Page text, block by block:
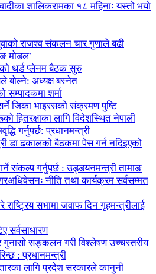
शालिकरामका १८ महिनाः यस्तो भयो
राजश्व संकलन चार गुणाले बढी
मोडल’
थर्ड प्लेनम बैठक सुरु
बोल्ने: अध्यक्ष बस्नेत
शर्मा
जिका भाइरसको संक्रमण पुष्टि
हितरक्षाका लागि विदेशस्थित नेपाली
गर्नुपर्छ: प्रधानमन्त्री
डा ढकालको बैठकमा पेस गर्न नदिइएको
संकल्प गर्नुपर्छ : उड्डयनमन्त्री तामाङ
नीति तथा कार्यक्रम सर्वसम्मत
राष्ट्रिय सभामा जवाफ दिन गृहमन्त्रीलाई
सर्वसाधारण
गुनासो सङ्कलन गरी विश्लेषण उच्चस्तरीय
: प्रधानमन्त्री
लागि प्रदेश सरकारले कानुनी